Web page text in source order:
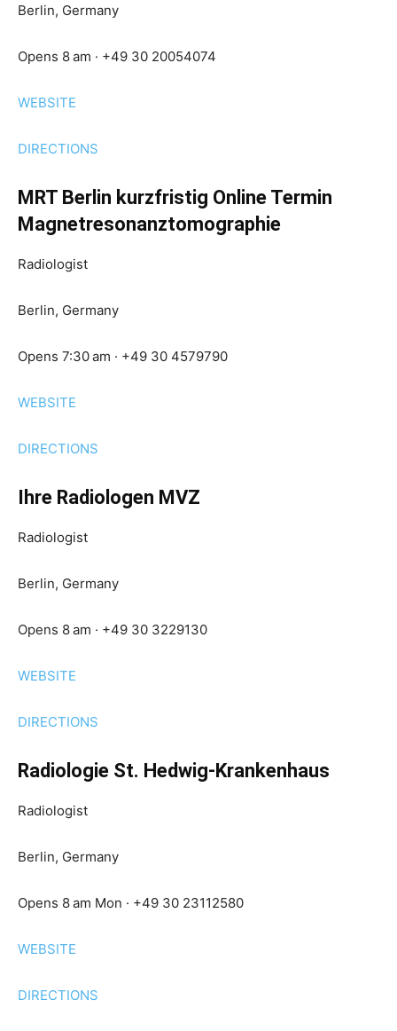
Berlin, Germany
Opens 8 am · +49 30 20054074
WEBSITE
DIRECTIONS
MRT Berlin kurzfristig Online Termin
Magnetresonanztomographie
Radiologist
Berlin, Germany
Opens 7:30 am · +49 30 4579790
WEBSITE
DIRECTIONS
Ihre Radiologen MVZ
Radiologist
Berlin, Germany
Opens 8 am · +49 30 3229130
WEBSITE
DIRECTIONS
Radiologie St. Hedwig-Krankenhaus
Radiologist
Berlin, Germany
Opens 8 am Mon · +49 30 23112580
WEBSITE
DIRECTIONS